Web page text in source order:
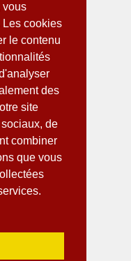
vous
cookies
le contenu
des
site
de
combiner
que vous